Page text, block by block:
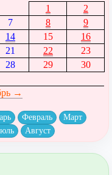
1
2
7 8
9
14 15
16
21 22
23
28 29
30
→
Февраль
Март
Август